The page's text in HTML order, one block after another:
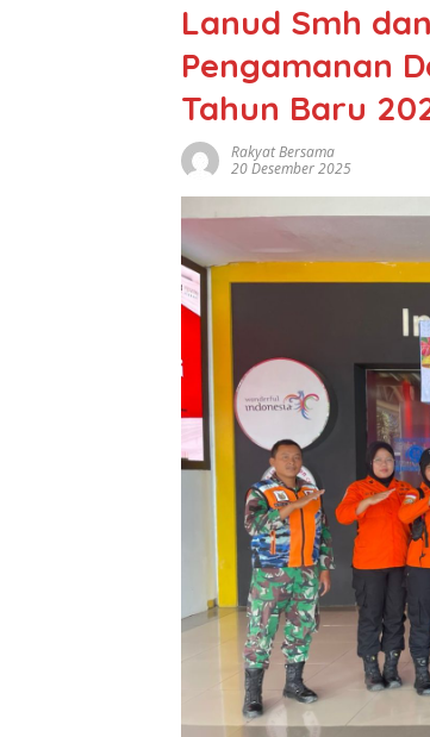
Lanud Smh
Pengamanan
Tahun Baru
Rakyat Bersama
20 Desember 2025